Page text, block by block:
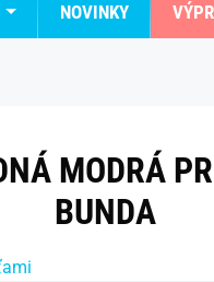
NOVINKY
MODRÁ
BUNDA